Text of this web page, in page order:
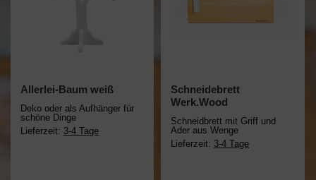
Allerlei-Baum weiß
Deko oder als Aufhänger für
schöne Dinge
Lieferzeit: 3-4 Tage
Schneidebrett
Werk.Wood
Schneidbrett mit Griff und
Ader aus Wenge
Lieferzeit: 3-4 Tage